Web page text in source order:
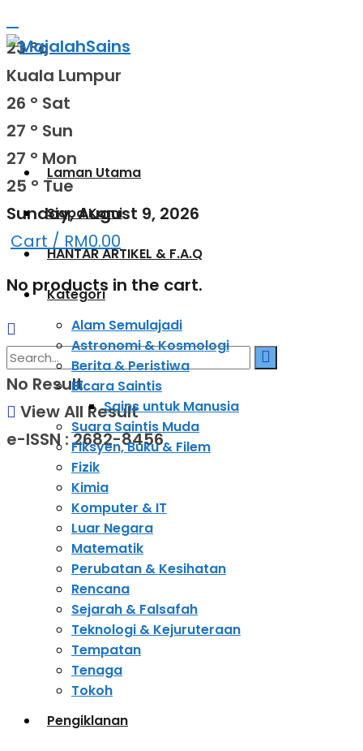
23°c
Kuala Lumpur
26 ° Sat
27 ° Sun
27 ° Mon
25 ° Tue
Sunday, August 9, 2026
Cart / RM0.00
No products in the cart.
No Result
View All Result
e-ISSN : 2682-8456
Laman Utama
Siapa Kami
HANTAR ARTIKEL & F.A.Q
Kategori
Alam Semulajadi
Astronomi & Kosmologi
Berita & Peristiwa
Bicara Saintis
Sains untuk Manusia
Suara Saintis Muda
Fiksyen, Buku & Filem
Fizik
Kimia
Komputer & IT
Luar Negara
Matematik
Perubatan & Kesihatan
Rencana
Sejarah & Falsafah
Teknologi & Kejuruteraan
Tempatan
Tenaga
Tokoh
Pengiklanan